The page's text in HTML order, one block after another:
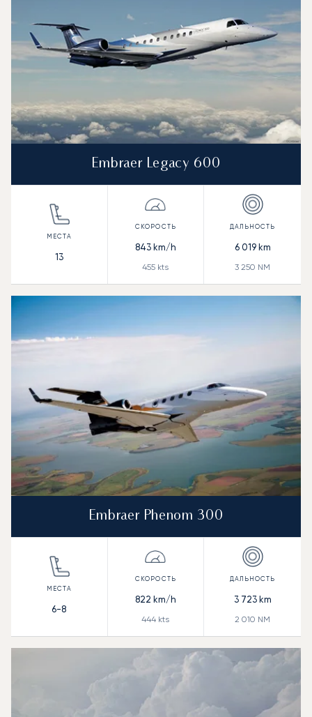
Embraer Legacy 600
13
843km/h
455 kts
6 019km
3 250 NM
Embraer Phenom 300
6-8
822 km/h
444 kts
3 723km
2 010 NM